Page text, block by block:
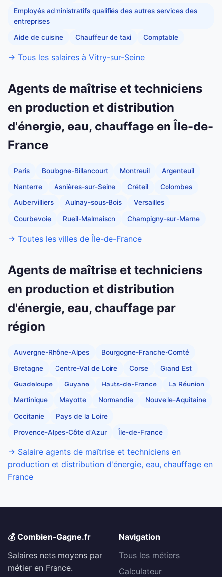
Employés administratifs qualifiés des autres services des
entreprises
Aide de cuisine Chauffeur de taxi Comptable
→ Tous les salaires à Vitry-sur-Seine
Agents de maîtrise et techniciens
en production et distribution
d'énergie, eau, chauffage en Île-de-
France
Paris Boulogne-Billancourt Montreuil Argenteuil
Nanterre Asnières-sur-Seine Créteil Colombes
Aubervilliers Aulnay-sous-Bois Versailles
Courbevoie Rueil-Malmaison Champigny-sur-Marne
→ Toutes les villes de Île-de-France
Agents de maîtrise et techniciens
en production et distribution
d'énergie, eau, chauffage par
région
Auvergne-Rhône-Alpes Bourgogne-Franche-Comté
Bretagne Centre-Val de Loire Corse Grand Est
Guadeloupe Guyane Hauts-de-France La Réunion
Martinique Mayotte Normandie Nouvelle-Aquitaine
Occitanie Pays de la Loire
Provence-Alpes-Côte d'Azur Île-de-France
→ Salaire agents de maîtrise et techniciens en
production et distribution d'énergie, eau, chauffage en
France
💰 Combien-Gagne.fr
Salaires nets moyens par
métier en France.
Navigation
Tous les métiers
Calculateur